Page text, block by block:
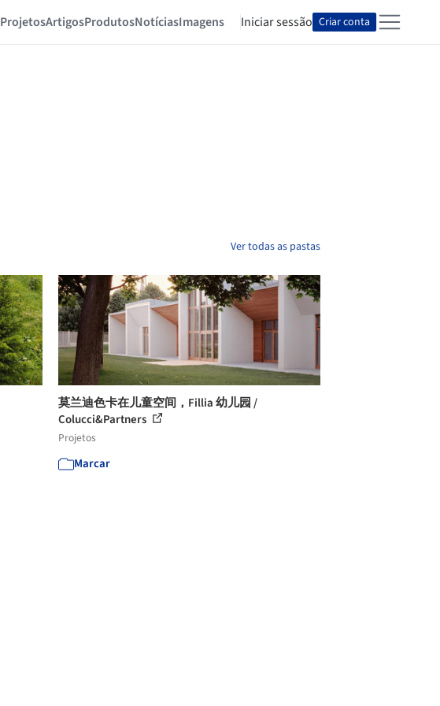
ProjetosArtigosProdutosNotíciasImagens Iniciar sessão Criar conta
Ver todas as pastas
莫兰迪色卡在儿童空间，Fillia 幼儿园 /
Colucci&Partners
Projetos
Marcar